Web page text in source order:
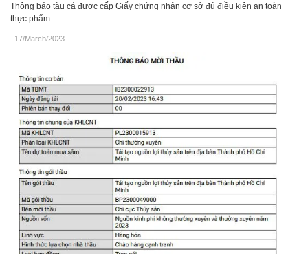
Thông báo tàu cá được cấp Giấy chứng nhận cơ sở đủ điều kiện an toàn
thực phẩm
17/March/2023 .